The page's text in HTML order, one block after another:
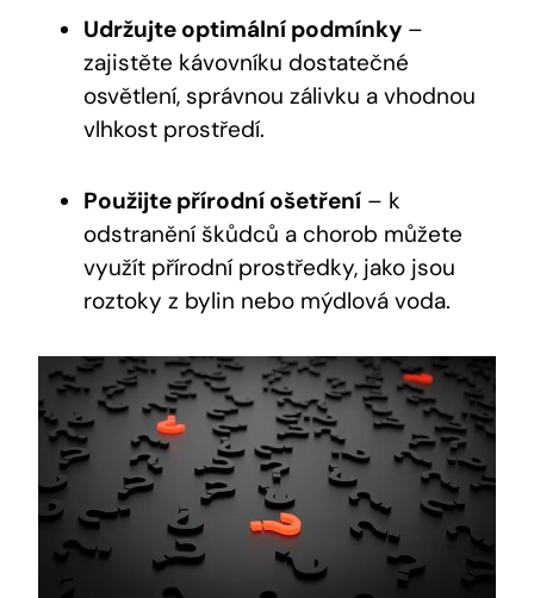
Udržujte optimální podmínky –
zajistěte kávovníku dostatečné
osvětlení, správnou zálivku a vhodnou
vlhkost prostředí.
Použijte přírodní ošetření – k
odstranění škůdců a chorob můžete
využít přírodní prostředky, jako jsou
roztoky z bylin nebo mýdlová voda.